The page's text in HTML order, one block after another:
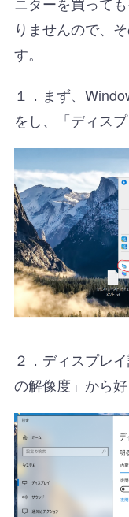
りませんので、
す。
１．まず、
をし、「ディス
２．ディスプレ
の解像度」から